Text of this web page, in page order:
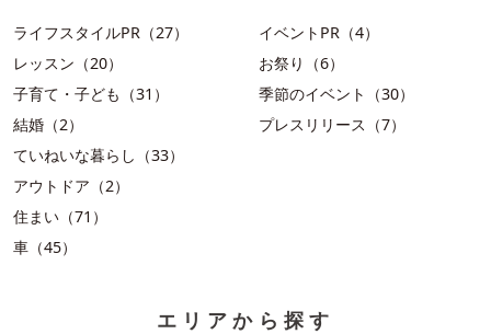
ライフスタイルPR（27）
レッスン（20）
子育て・子ども（31）
結婚（2）
ていねいな暮らし（33）
アウトドア（2）
住まい（71）
車（45）
イベントPR（4）
お祭り（6）
季節のイベント（30）
プレスリリース（7）
エリアから探す